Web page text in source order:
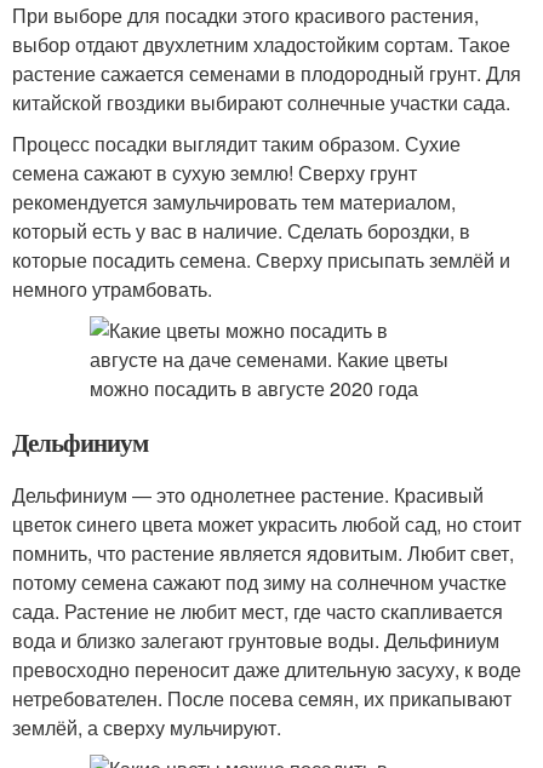
При выборе для посадки этого красивого растения,
выбор отдают двухлетним хладостойким сортам. Такое
растение сажается семенами в плодородный грунт. Для
китайской гвоздики выбирают солнечные участки сада.
Процесс посадки выглядит таким образом. Сухие
семена сажают в сухую землю! Сверху грунт
рекомендуется замульчировать тем материалом,
который есть у вас в наличие. Сделать бороздки, в
которые посадить семена. Сверху присыпать землёй и
немного утрамбовать.
Дельфиниум
Дельфиниум — это однолетнее растение. Красивый
цветок синего цвета может украсить любой сад, но стоит
помнить, что растение является ядовитым. Любит свет,
потому семена сажают под зиму на солнечном участке
сада. Растение не любит мест, где часто скапливается
вода и близко залегают грунтовые воды. Дельфиниум
превосходно переносит даже длительную засуху, к воде
нетребователен. После посева семян, их прикапывают
землёй, а сверху мульчируют.